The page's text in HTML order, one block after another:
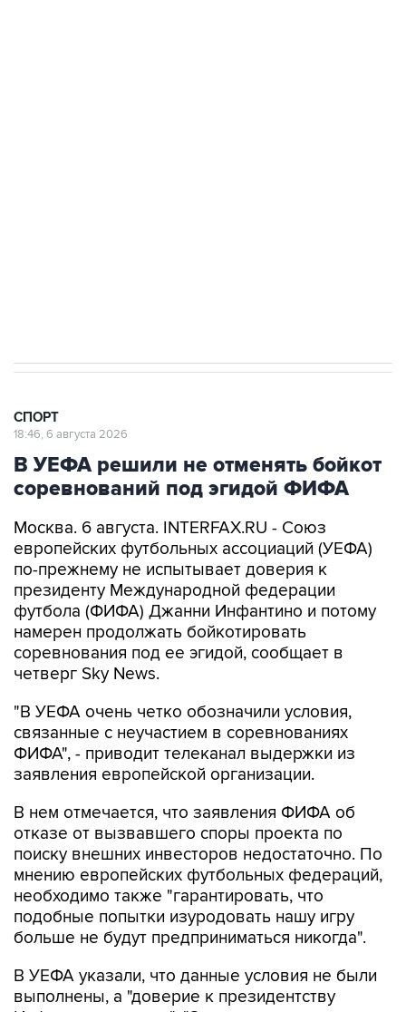
СПОРТ
18:46, 6 августа 2026
В УЕФА решили не отменять бойкот
соревнований под эгидой ФИФА
Москва. 6 августа. INTERFAX.RU - Союз
европейских футбольных ассоциаций (УЕФА)
по-прежнему не испытывает доверия к
президенту Международной федерации
футбола (ФИФА) Джанни Инфантино и потому
намерен продолжать бойкотировать
соревнования под ее эгидой, сообщает в
четверг Sky News.
"В УЕФА очень четко обозначили условия,
связанные с неучастием в соревнованиях
ФИФА", - приводит телеканал выдержки из
заявления европейской организации.
В нем отмечается, что заявления ФИФА об
отказе от вызвавшего споры проекта по
поиску внешних инвесторов недостаточно. По
мнению европейских футбольных федераций,
необходимо также "гарантировать, что
подобные попытки изуродовать нашу игру
больше не будут предприниматься никогда".
В УЕФА указали, что данные условия не были
выполнены, а "доверие к президентству